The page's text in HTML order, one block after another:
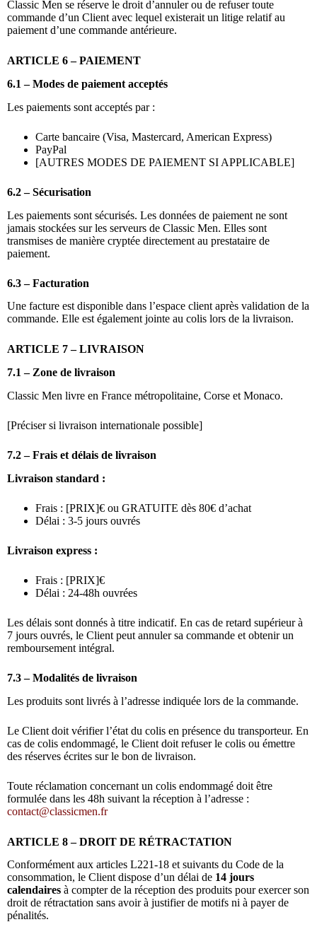
Classic Men se réserve le droit d’annuler ou de refuser toute
commande d’un Client avec lequel existerait un litige relatif au
paiement d’une commande antérieure.
ARTICLE 6 – PAIEMENT
6.1 – Modes de paiement acceptés
Les paiements sont acceptés par :
Carte bancaire (Visa, Mastercard, American Express)
PayPal
[AUTRES MODES DE PAIEMENT SI APPLICABLE]
6.2 – Sécurisation
Les paiements sont sécurisés. Les données de paiement ne sont
jamais stockées sur les serveurs de Classic Men. Elles sont
transmises de manière cryptée directement au prestataire de
paiement.
6.3 – Facturation
Une facture est disponible dans l’espace client après validation de la
commande. Elle est également jointe au colis lors de la livraison.
ARTICLE 7 – LIVRAISON
7.1 – Zone de livraison
Classic Men livre en France métropolitaine, Corse et Monaco.
[Préciser si livraison internationale possible]
7.2 – Frais et délais de livraison
Livraison standard :
Frais : [PRIX]€ ou GRATUITE dès 80€ d’achat
Délai : 3-5 jours ouvrés
Livraison express :
Frais : [PRIX]€
Délai : 24-48h ouvrées
Les délais sont donnés à titre indicatif. En cas de retard supérieur à
7 jours ouvrés, le Client peut annuler sa commande et obtenir un
remboursement intégral.
7.3 – Modalités de livraison
Les produits sont livrés à l’adresse indiquée lors de la commande.
Le Client doit vérifier l’état du colis en présence du transporteur. En
cas de colis endommagé, le Client doit refuser le colis ou émettre
des réserves écrites sur le bon de livraison.
Toute réclamation concernant un colis endommagé doit être
formulée dans les 48h suivant la réception à l’adresse :
contact@classicmen.fr
ARTICLE 8 – DROIT DE RÉTRACTATION
Conformément aux articles L221-18 et suivants du Code de la
consommation, le Client dispose d’un délai de 14 jours
calendaires à compter de la réception des produits pour exercer son
droit de rétractation sans avoir à justifier de motifs ni à payer de
pénalités.